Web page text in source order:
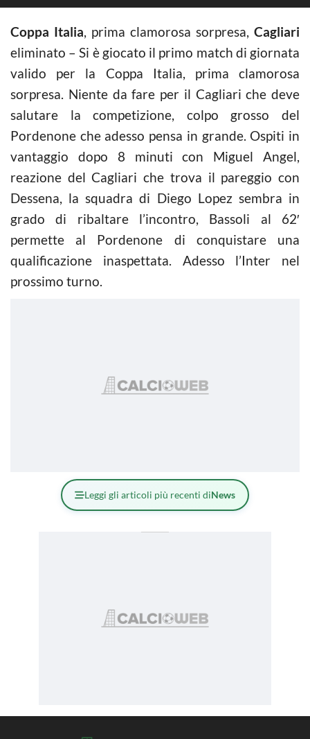
Coppa Italia, prima clamorosa sorpresa, Cagliari
eliminato – Si è giocato il primo match di giornata
valido per la Coppa Italia, prima clamorosa
sorpresa. Niente da fare per il Cagliari che deve
salutare la competizione, colpo grosso del
Pordenone che adesso pensa in grande. Ospiti in
vantaggio dopo 8 minuti con Miguel Angel,
reazione del Cagliari che trova il pareggio con
Dessena, la squadra di Diego Lopez sembra in
grado di ribaltare l’incontro, Bassoli al 62′
permette al Pordenone di conquistare una
qualificazione inaspettata. Adesso l’Inter nel
prossimo turno.
Leggi gli articoli più recenti diNews